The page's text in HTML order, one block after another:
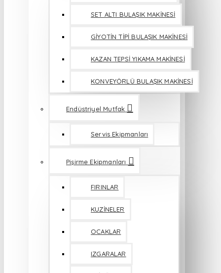
SET ALTI BULAŞIK MAKİNESİ
GİYOTİN TİPİ BULAŞIK MAKİNESİ
KAZAN TEPSİ YIKAMA MAKİNESİ
KONVEYÖRLÜ BULAŞIK MAKİNESİ
Endüstriyel Mutfak
Servis Ekipmanları
Pişirme Ekipmanları
FIRINLAR
KUZİNELER
OCAKLAR
IZGARALAR